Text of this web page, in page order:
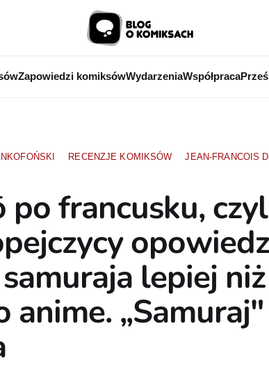
Zapowiedzi komiksówWydarzeniaWspółpraca
RECENZJE KOMIKSÓW JEAN-FRANCOIS
po francusku,
lepiej niż
anime.